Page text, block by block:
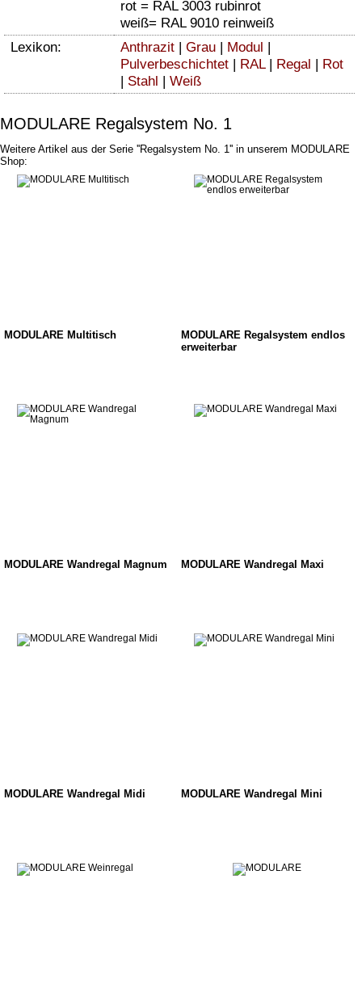
rot = RAL 3003 rubinrot
weiß= RAL 9010 reinweiß
Lexikon:
Anthrazit Grau Modul
Pulverbeschichtet
RAL| Regal
Rot
Stahl Weiß
MODULARE Regalsystem No. 1
Weitere Artikel aus der Serie ''Regalsystem No. 1'' in unserem MODULARE
Shop:
MODULARE Multitisch
MODULARE Regalsystem endlos
erweiterbar
MODULARE Wandregal Magnum MODULARE Wandregal Maxi
MODULARE Wandregal Midi MODULARE Wandregal Mini